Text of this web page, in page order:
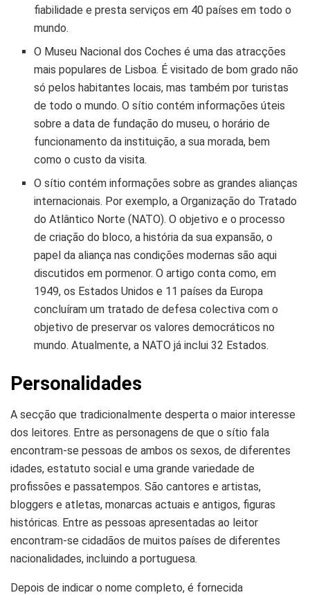
fiabilidade e presta serviços em 40 países em todo o
mundo.
O Museu Nacional dos Coches é uma das atracções
mais populares de Lisboa. É visitado de bom grado não
só pelos habitantes locais, mas também por turistas
de todo o mundo. O sítio contém informações úteis
sobre a data de fundação do museu, o horário de
funcionamento da instituição, a sua morada, bem
como o custo da visita.
O sítio contém informações sobre as grandes alianças
internacionais. Por exemplo, a Organização do Tratado
do Atlântico Norte (NATO). O objetivo e o processo
de criação do bloco, a história da sua expansão, o
papel da aliança nas condições modernas são aqui
discutidos em pormenor. O artigo conta como, em
1949, os Estados Unidos e 11 países da Europa
concluíram um tratado de defesa colectiva com o
objetivo de preservar os valores democráticos no
mundo. Atualmente, a NATO já inclui 32 Estados.
Personalidades
A secção que tradicionalmente desperta o maior interesse
dos leitores. Entre as personagens de que o sítio fala
encontram-se pessoas de ambos os sexos, de diferentes
idades, estatuto social e uma grande variedade de
profissões e passatempos. São cantores e artistas,
bloggers e atletas, monarcas actuais e antigos, figuras
históricas. Entre as pessoas apresentadas ao leitor
encontram-se cidadãos de muitos países de diferentes
nacionalidades, incluindo a portuguesa.
Depois de indicar o nome completo, é fornecida